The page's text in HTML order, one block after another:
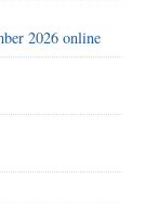
2026 online